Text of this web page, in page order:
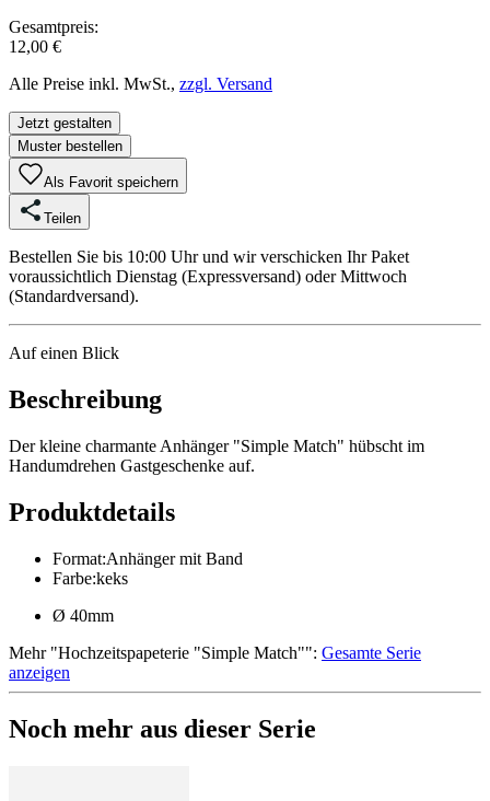
Gesamtpreis:
12,00 €
Alle Preise inkl. MwSt., zzgl. Versand
Jetzt gestalten
Muster bestellen
Als Favorit speichern
Teilen
Bestellen Sie bis 10:00 Uhr und wir verschicken Ihr Paket
voraussichtlich Dienstag (Expressversand) oder Mittwoch
(Standardversand).
Auf einen Blick
Beschreibung
Der kleine charmante Anhänger "Simple Match" hübscht im
Handumdrehen Gastgeschenke auf.
Produktdetails
Format:Anhänger mit Band
Farbe:keks
Ø 40mm
Mehr"Hochzeitspapeterie "Simple Match"": Gesamte Serie
anzeigen
Noch mehr aus dieser Serie